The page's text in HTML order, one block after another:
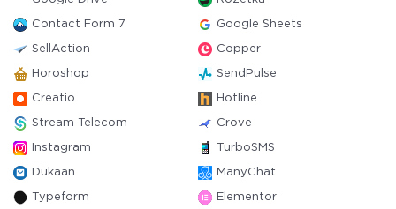
Contact Form 7 Google Sheets
SellAction Copper
Horoshop SendPulse
Creatio Hotline
Stream Telecom Crove
Instagram TurboSMS
Dukaan ManyChat
Typeform Elementor